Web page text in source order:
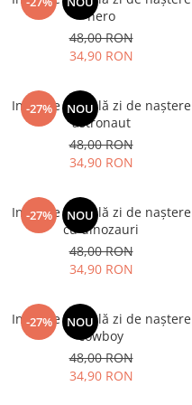
hero
48,00 RON
34,90 RON
-27% NOU
Invitație digitală zi de naștere
astronaut
48,00 RON
34,90 RON
-27% NOU
Invitație digitală zi de naștere
cu dinozauri
48,00 RON
34,90 RON
-27% NOU
Invitație digitală zi de naștere
cowboy
48,00 RON
34,90 RON